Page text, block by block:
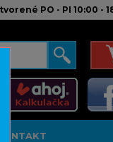
PO - PI 10:00 -
KONTAKT